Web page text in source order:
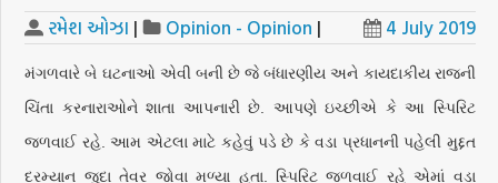
રમેશ ઓઝા | Opinion - Opinion | 4 July 2019
મંગળવારે બે ઘટનાઓ એવી બની છે જે બંધારણીય અને કાયદાકીય રાજની
ચિંતા કરનારાઓને શાતા આપનારી છે. આપણે ઇચ્છીએ કે આ સ્પિરિટ
જળવાઈ રહે. આમ એટલા માટે કહેવું પડે છે કે વડા પ્રધાનની પહેલી મુદ્દત
દરમ્યાન જુદા તેવર જોવા મળ્યા હતા. સ્પિરિટ જળવાઈ રહે એમાં વડા